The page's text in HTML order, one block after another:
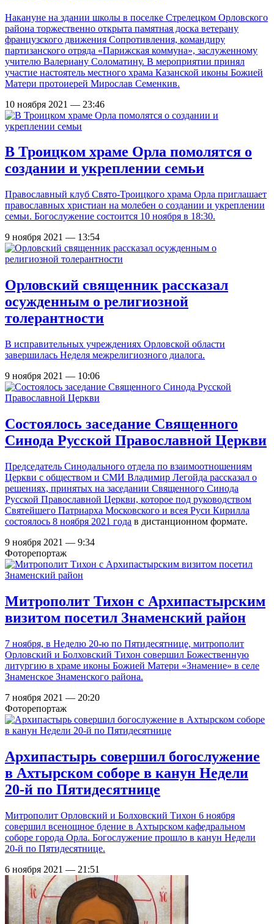
Накануне на здании школы в поселке Стрелецком Орловского
района торжественно открыта памятная доска ветерану
французского движения Сопротивления, командиру
партизанского отряда «Парижская коммуна», заслуженному
учителю Валериану Соломатину. В мероприятии принял
участие настоятель местного храма Казанской иконы Божией
Матери протоиерей Мирослав Семенкив.
10 ноября 2021 — 23:46
В Троицком храме Орла помолятся о
создании и укреплении семьи
Православный клуб Свято-Троицкого храма Орла приглашает
православных христиан на молебен о создании и укреплении
семьи. Богослужение состоится 10 ноября в 18:30.
9 ноября 2021 — 13:54
Орловский священник рассказал
осужденным о религиозной
толерантности
В исправительных учреждениях Орловской области
завершилась Неделя межрелигиозного диалога.
9 ноября 2021 — 10:06
Состоялось заседание Священного
Синода Русской Православной Церкви
Председатель Синодального отдела по взаимоотношениям
Церкви с обществом и СМИ Владимир Легойда рассказал о
решениях, принятых на заседании Священного Синода
Русской Православной Церкви, которое под руководством
Святейшего Патриарха Московского и всея Руси Кирилла
состоялось 8 ноября 2021 года в дистанционном формате.
9 ноября 2021 — 9:34
Фоторепортаж
Митрополит Тихон с Архипастырским
визитом посетил Знаменский район
7 ноября, в Неделю 20-ю по Пятидесятнице, митрополит
Орловский и Болховский Тихон совершил Божественную
литургию в храме иконы Божией Матери «Знамение» в селе
Знаменское Знаменского района.
7 ноября 2021 — 20:20
Фоторепортаж
Архипастырь совершил богослужение
в Ахтырском соборе в канун Недели
20-й по Пятидесятнице
Митрополит Орловский и Болховский Тихон 6 ноября
совершил всенощное бдение в Ахтырском кафедральном
соборе города Орла. Богослужение прошло в канун Недели
20-й по Пятидесятнице.
6 ноября 2021 — 21:51